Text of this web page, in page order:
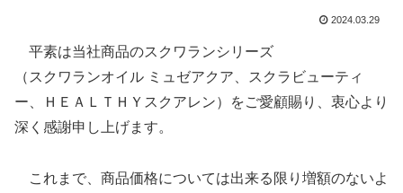
2024.03.29
平素は当社商品のスクワランシリーズ
（スクワランオイル ミュゼアクア、スクラビューティ
ー、ＨＥＡＬＴＨＹスクアレン）をご愛顧賜り、衷心より
深く感謝申し上げます。
これまで、商品価格については出来る限り増額のないよ